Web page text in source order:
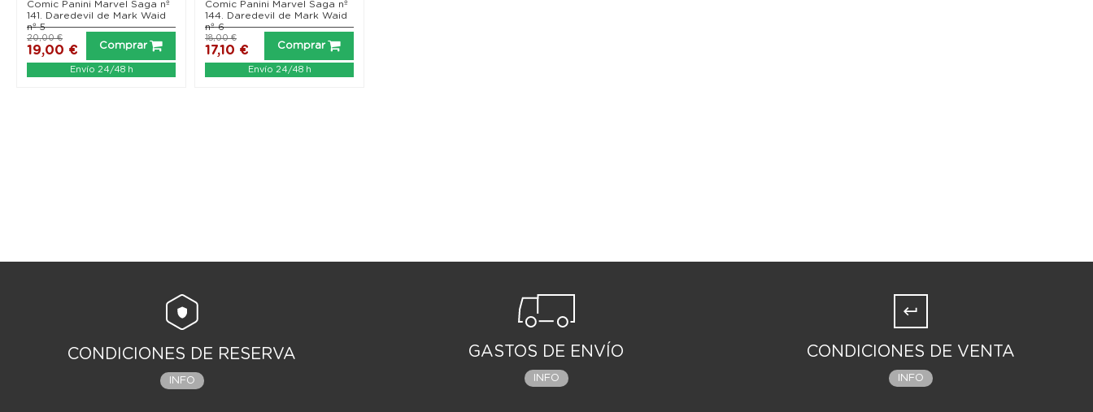
Comic Panini Marvel Saga nº
141. Daredevil de Mark Waid
nº 5
19,00 €
20,00 €
Comprar
Envío 24/48 h
Comic Panini Marvel Saga nº
144. Daredevil de Mark Waid
nº 6
17,10 €
18,00 €
Comprar
Envío 24/48 h
CONDICIONES DE RESERVA
INFO
GASTOS DE ENVÍO
INFO
CONDICIONES DE VENTA
INFO